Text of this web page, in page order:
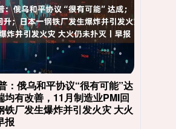
：俄乌和平协议“很有可能”达
均有改善，11月制造业PMI回
铁厂发生爆炸并引发火灾 大火
报